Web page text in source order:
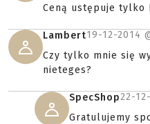
Ceną ustępuje tylko
Lambert19-12-2014
Czy tylko mnie się
nieteges?
SpecShop22-
Gratulujemy